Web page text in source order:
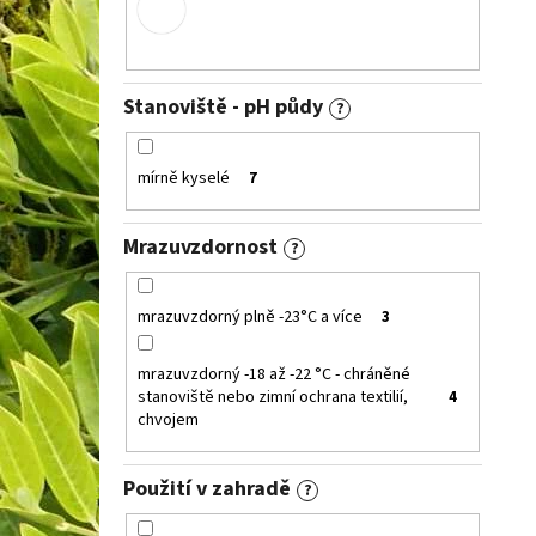
Stanoviště - pH půdy ?
mírně kyselé 7
Mrazuvzdornost ?
mrazuvzdorný plně -23°C a více 3
mrazuvzdorný -18 až -22 °C - chráněné
stanoviště nebo zimní ochrana textilií,
chvojem
4
Použití v zahradě ?